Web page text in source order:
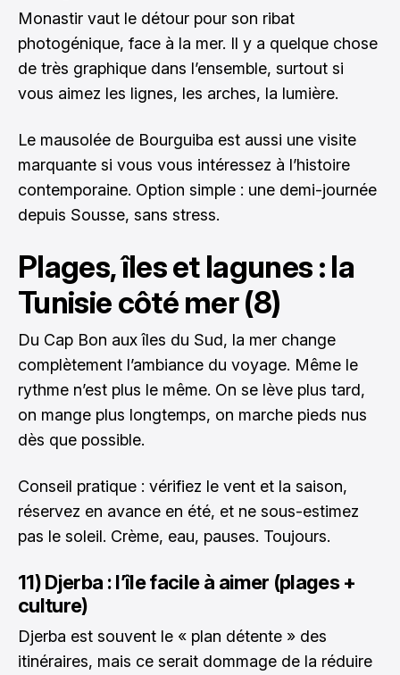
Monastir vaut le détour pour son ribat
photogénique, face à la mer. Il y a quelque chose
de très graphique dans l’ensemble, surtout si
vous aimez les lignes, les arches, la lumière.
Le mausolée de Bourguiba est aussi une visite
marquante si vous vous intéressez à l’histoire
contemporaine. Option simple : une demi-journée
depuis Sousse, sans stress.
Plages, îles et lagunes : la
Tunisie côté mer (8)
Du Cap Bon aux îles du Sud, la mer change
complètement l’ambiance du voyage. Même le
rythme n’est plus le même. On se lève plus tard,
on mange plus longtemps, on marche pieds nus
dès que possible.
Conseil pratique : vérifiez le vent et la saison,
réservez en avance en été, et ne sous-estimez
pas le soleil. Crème, eau, pauses. Toujours.
11) Djerba : l’île facile à aimer (plages +
culture)
Djerba est souvent le « plan détente » des
itinéraires, mais ce serait dommage de la réduire